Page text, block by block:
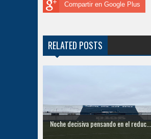
Compartir en Google Plus
RELATED POSTS
Noche decisiva pensando en el reduc...